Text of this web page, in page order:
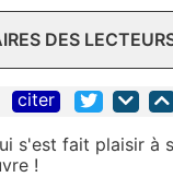
DES
citer
s'est fait plaisir à
!